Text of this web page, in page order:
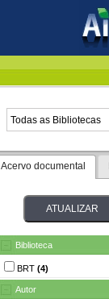
Acervo documental
Biblioteca
BRT (4)
Autor